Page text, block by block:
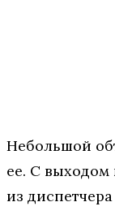
Небольшой
ее. С выходом
из